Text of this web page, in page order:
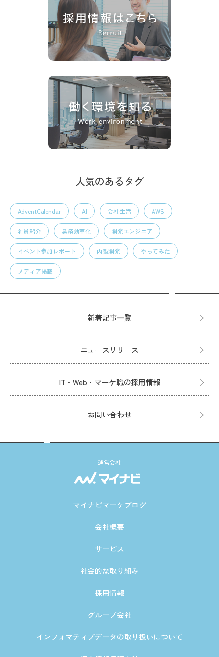
人気のあるタグ
AdventCalendar AI 会社生活 AWS
社員紹介 業務効率化 開発エンジニア
イベント参加レポート 内製開発 やってみた
メディア掲載
新着記事一覧
ニュースリリース
IT・Web・マーケ職の採用情報
お問い合わせ
運営会社
マイナビマーケブログ
会社概要
サービス
社会的な取り組み
採用情報
グループ会社
インフォマティブデータの取り扱いについて